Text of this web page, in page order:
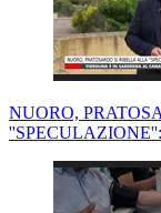
NUORO,